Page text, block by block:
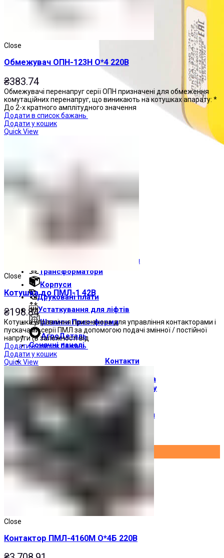
Зумери
Електрощитове обладнання
Трансформатори
Корпуси
Друкованi плати
Устаткування для ліфтів
Штампи Прес-форми
АгроДеталь
Сонячні панелі
Контакти
Доставка і оплата
Про торгову марку
Де купити
Новини
Вхід / Реєстрація
Close
Обмежувач ОПН-123Н О*4 220В
₴383.74
Обмежувачі перенапруг серії ОПН призначені для обмеження
комутаційних перенапруг, що виникають на котушках апарату: *
До 2-х кратного амплітудного значення
Додати в список бажань
Додати у кошик
Quick View
Close
Котушка до ПМЛ-1 42В
₴198.84
Котушка управління призначена для управління контакторами і
пускачами серії ПМЛ за допомогою подачі змінної / постійної
напруги (в залежності від
Додати в список бажань
Додати у кошик
Quick View
Close
Контактор ПМЛ-4160М О*4Б 220В